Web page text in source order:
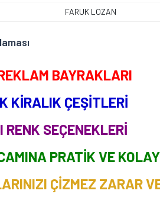
FARUK LOZAN
BAYRAKLARI
KİRALIK ÇEŞİTLERİ
RENK SEÇENEKLERİ
PRATİK VE
ÇİZMEZ ZARAR